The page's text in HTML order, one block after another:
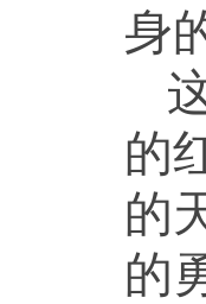
身
的
的
的